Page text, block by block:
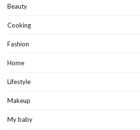
Beauty
Cooking
Fashion
Home
Lifestyle
Makeup
My baby